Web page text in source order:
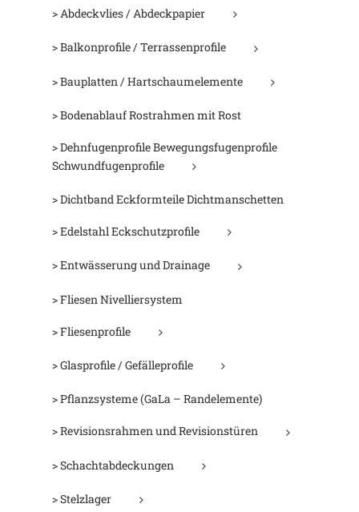
> Abdeckvlies / Abdeckpapier
> Balkonprofile / Terrassenprofile
> Bauplatten / Hartschaumelemente
> Bodenablauf Rostrahmen mit Rost
> Dehnfugenprofile Bewegungsfugenprofile
Schwundfugenprofile
> Dichtband Eckformteile Dichtmanschetten
> Edelstahl Eckschutzprofile
> Entwässerung und Drainage
> Fliesen Nivelliersystem
> Fliesenprofile
> Glasprofile / Gefälleprofile
> Pflanzsysteme (GaLa – Randelemente)
> Revisionsrahmen und Revisionstüren
> Schachtabdeckungen
> Stelzlager